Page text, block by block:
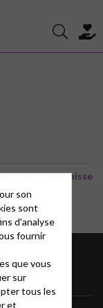
Vie de la paroisse
son
sont
d'analyse
fournir
que vous
sur
tous les
et